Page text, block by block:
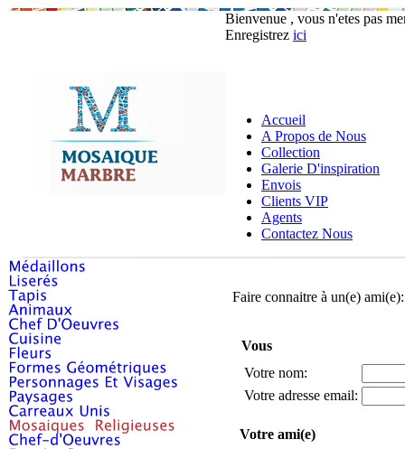
Bienvenue , vous n'etes pas
Enregistrez ici
Accueil
A Propos de Nous
Collection
Galerie D'inspiration
Envois
Clients VIP
Agents
Contactez Nous
Faire connaitre à un(e)
Vous
Votre nom:
Votre adresse email:
Votre ami(e)